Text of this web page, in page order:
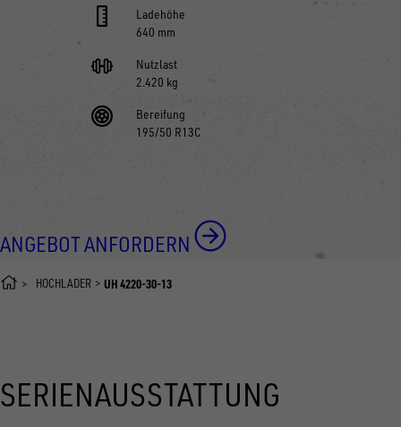
Ladehöhe
640 mm
Nutzlast
2.420 kg
Bereifung
195/50 R13C
ANGEBOT ANFORDERN
HOCHLADER UH 4220-30-13
SERIENAUSSTATTUNG